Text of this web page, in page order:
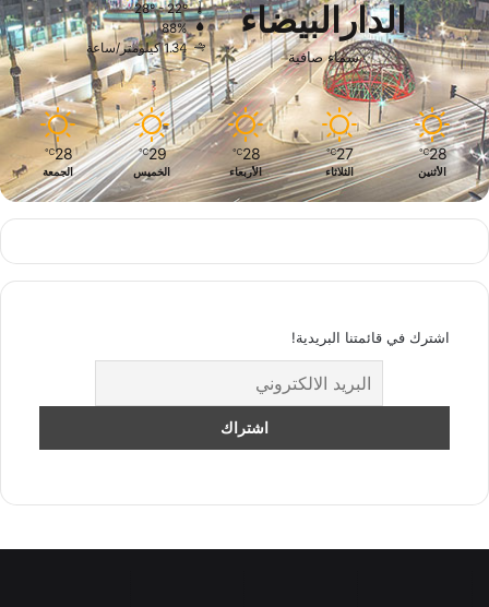
الدارالبيضاء
سماء صافية
28º - 22º
88%
1.34 كيلومتر/ساعة
28
℃
الأثنين
27
℃
الثلاثاء
28
℃
الأربعاء
29
℃
الخميس
28
℃
الجمعة
اشترك في قائمتنا البريدية!